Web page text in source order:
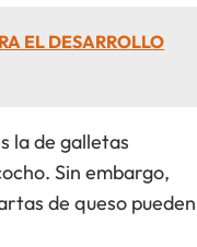
EL DESARROLLO
la de galletas
Sin embargo,
de queso pueden